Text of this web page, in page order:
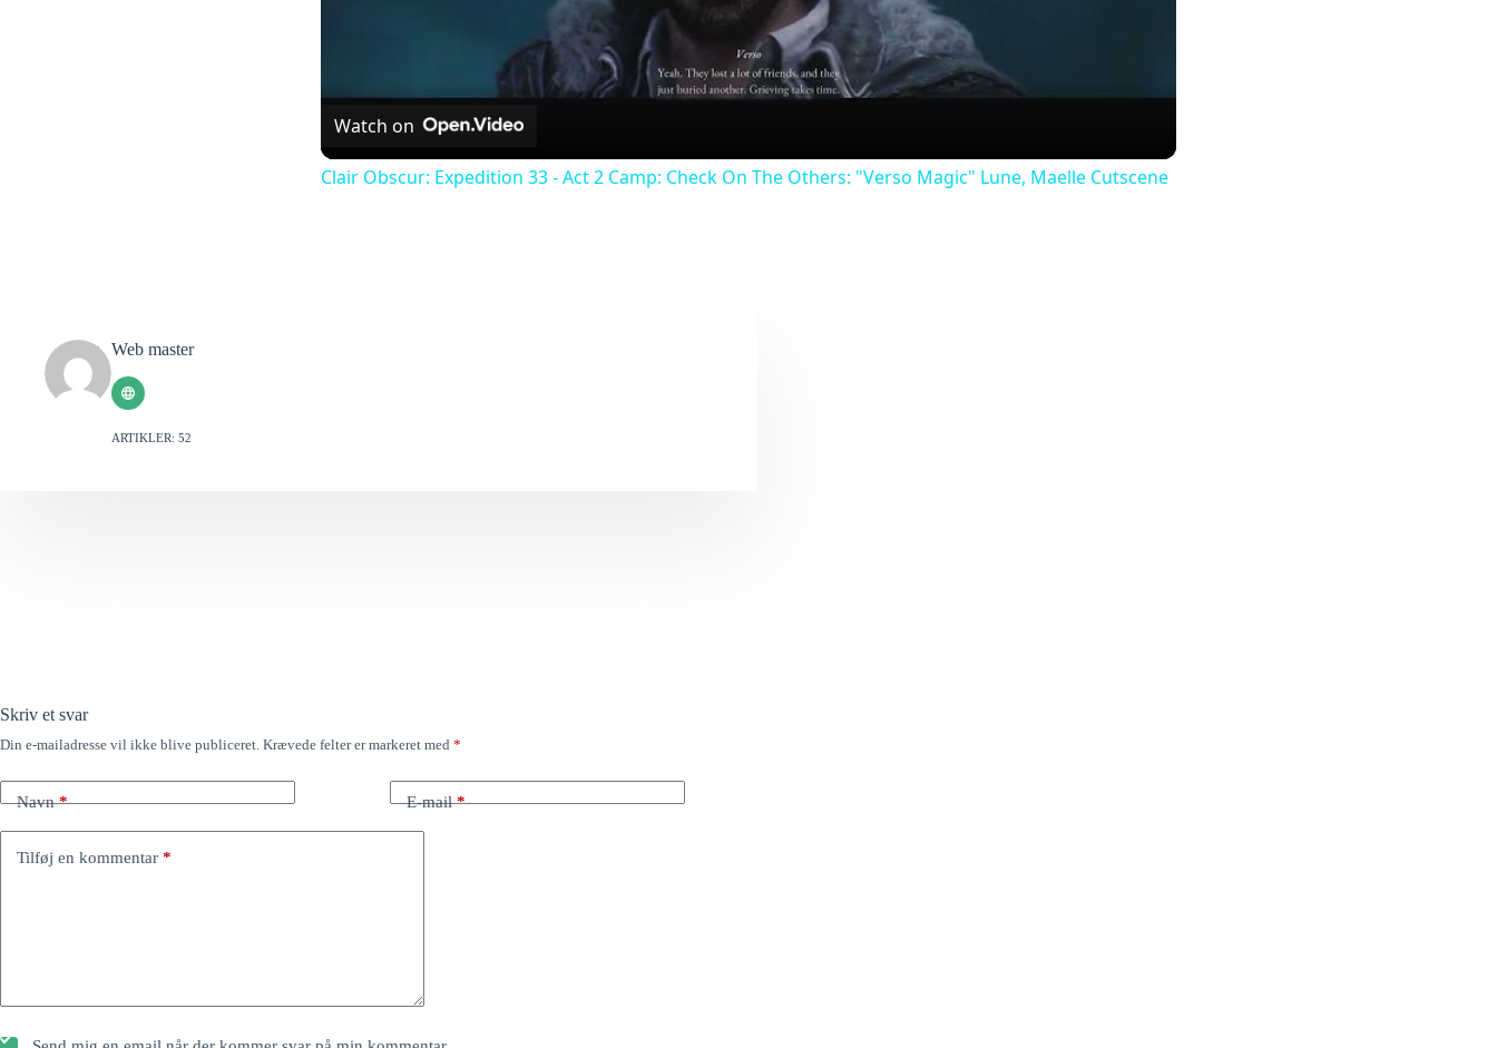
a
y
Watch on
Clair Obscur: Expedition 33 - Act 2 Camp: Check On The Others: "Verso Magic" Lune, Maelle Cutscene
Web master
ARTIKLER: 52
Skriv et svar
Din e-mailadresse vil ikke blive publiceret. Krævede felter er markeret med *
Navn* E-mail*
Tilføj en kommentar *